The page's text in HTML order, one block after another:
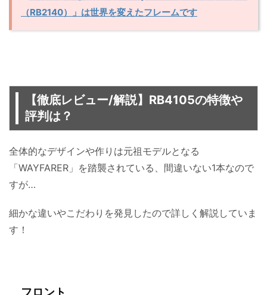
（RB2140）」は世界を変えたフレームです
【徹底レビュー/解説】RB4105の特徴や
評判は？
全体的なデザインや作りは元祖モデルとなる
「WAYFARER」を踏襲されている、間違いない1本なので
すが…
細かな違いやこだわりを発見したので詳しく解説していま
す！
フロント